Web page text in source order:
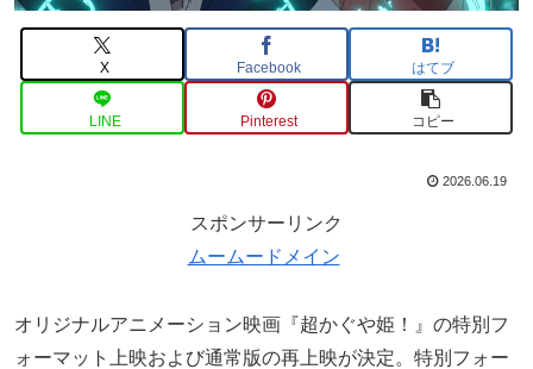
X Facebook はてブ
LINE Pinterest コピー
2026.06.19
スポンサーリンク
ムームードメイン
オリジナルアニメーション映画『超かぐや姫！』の特別フ
ォーマット上映および通常版の再上映が決定。特別フォー